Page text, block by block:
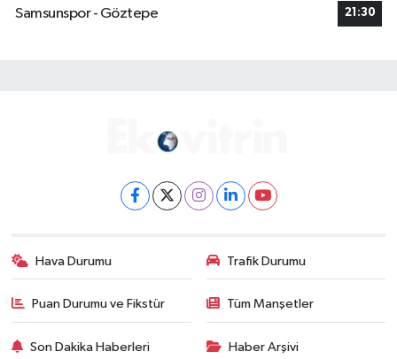
Samsunspor - Göztepe
21:30
Hava Durumu Trafik Durumu
Puan Durumu ve Fikstür Tüm Manşetler
Son Dakika Haberleri Haber Arşivi